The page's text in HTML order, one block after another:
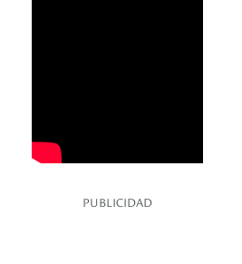
PUBLICIDAD